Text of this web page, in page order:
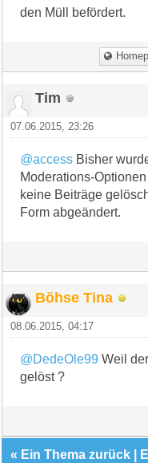
den Müll befördert.
Tim
07.06.2015, 23:26
@access Bisher
Moderations-
keine Beiträge
Form abgeändert.
Böhse Tina
08.06.2015, 04:17
@DedeOle99 Weil
gelöst ?
« Ein Thema zurück